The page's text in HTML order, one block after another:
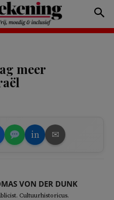
meer
in ✉
VON DER DUNK
Cultuurhistoricus.